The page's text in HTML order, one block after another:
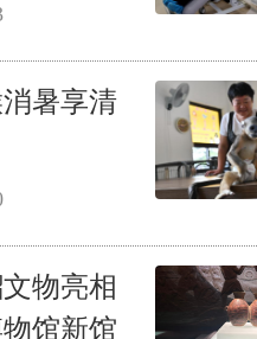
暑享清
物亮相
馆新馆